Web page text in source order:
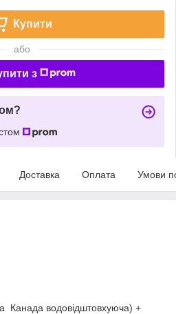
Купити
або
з
Доставка Оплата Умови
Канада водовідштовхуюча) +